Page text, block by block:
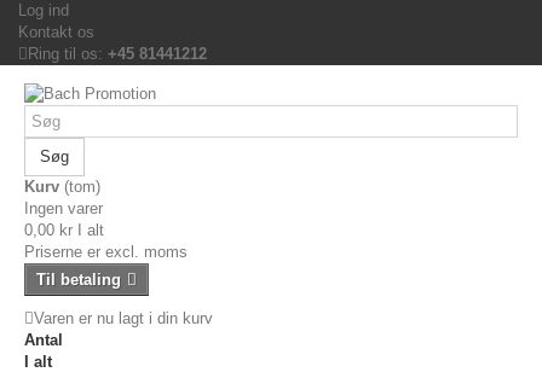
Log ind
Kontakt os
Ring til os: +45 81441212
Søg
Kurv (tom)
Ingen varer
0,00 kr
I alt
Priserne er excl. moms
Til betaling
Varen er nu lagt i din kurv
Antal
I alt